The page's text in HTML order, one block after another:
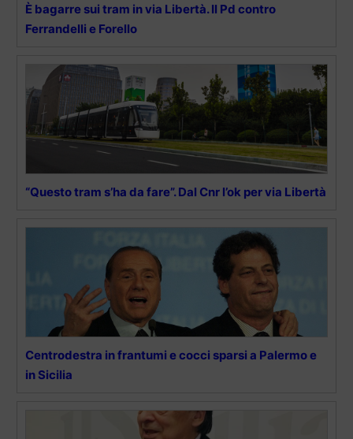
È bagarre sui tram in via Libertà. Il Pd contro
Ferrandelli e Forello
“Questo tram s’ha da fare”. Dal Cnr l’ok per via Libertà
Centrodestra in frantumi e cocci sparsi a Palermo e
in Sicilia